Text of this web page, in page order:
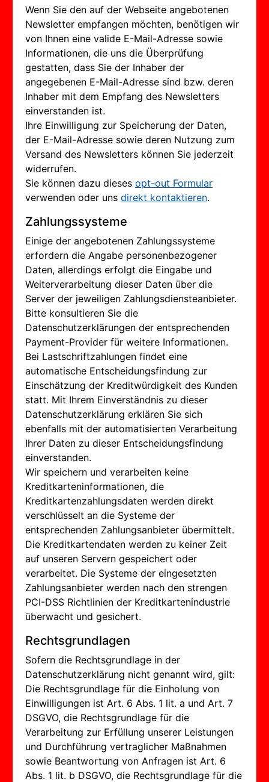
Wenn Sie den auf der Webseite angebotenen
Newsletter empfangen möchten, benötigen wir
von Ihnen eine valide E-Mail-Adresse sowie
Informationen, die uns die Überprüfung
gestatten, dass Sie der Inhaber der
angegebenen E-Mail-Adresse sind bzw. deren
Inhaber mit dem Empfang des Newsletters
einverstanden ist.
Ihre Einwilligung zur Speicherung der Daten,
der E-Mail-Adresse sowie deren Nutzung zum
Versand des Newsletters können Sie jederzeit
widerrufen.
Sie können dazu dieses opt-out Formular
verwenden oder uns direkt kontaktieren.
Zahlungssysteme
Einige der angebotenen Zahlungssysteme
erfordern die Angabe personenbezogener
Daten, allerdings erfolgt die Eingabe und
Weiterverarbeitung dieser Daten über die
Server der jeweiligen Zahlungsdiensteanbieter.
Bitte konsultieren Sie die
Datenschutzerklärungen der entsprechenden
Payment-Provider für weitere Informationen.
Bei Lastschriftzahlungen findet eine
automatische Entscheidungsfindung zur
Einschätzung der Kreditwürdigkeit des Kunden
statt. Mit Ihrem Einverständnis zu dieser
Datenschutzerklärung erklären Sie sich
ebenfalls mit der automatisierten Verarbeitung
Ihrer Daten zu dieser Entscheidungsfindung
einverstanden.
Wir speichern und verarbeiten keine
Kreditkarteninformationen, die
Kreditkartenzahlungsdaten werden direkt
verschlüsselt an die Systeme der
entsprechenden Zahlungsanbieter übermittelt.
Die Kreditkartendaten werden zu keiner Zeit
auf unseren Servern gespeichert oder
verarbeitet. Die Systeme der eingesetzten
Zahlungsanbieter werden nach den strengen
PCI-DSS Richtlinien der Kreditkartenindustrie
überwacht und gesichert.
Rechtsgrundlagen
Sofern die Rechtsgrundlage in der
Datenschutzerklärung nicht genannt wird, gilt:
Die Rechtsgrundlage für die Einholung von
Einwilligungen ist Art. 6 Abs. 1 lit. a und Art. 7
DSGVO, die Rechtsgrundlage für die
Verarbeitung zur Erfüllung unserer Leistungen
und Durchführung vertraglicher Maßnahmen
sowie Beantwortung von Anfragen ist Art. 6
Abs. 1 lit. b DSGVO, die Rechtsgrundlage für die